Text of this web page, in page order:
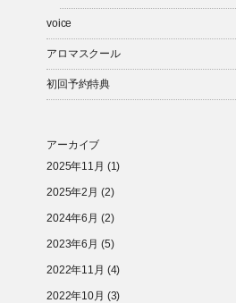
voice
アロマスクール
初回予約特典
アーカイブ
2025年11月 (1)
2025年2月 (2)
2024年6月 (2)
2023年6月 (5)
2022年11月 (4)
2022年10月 (3)